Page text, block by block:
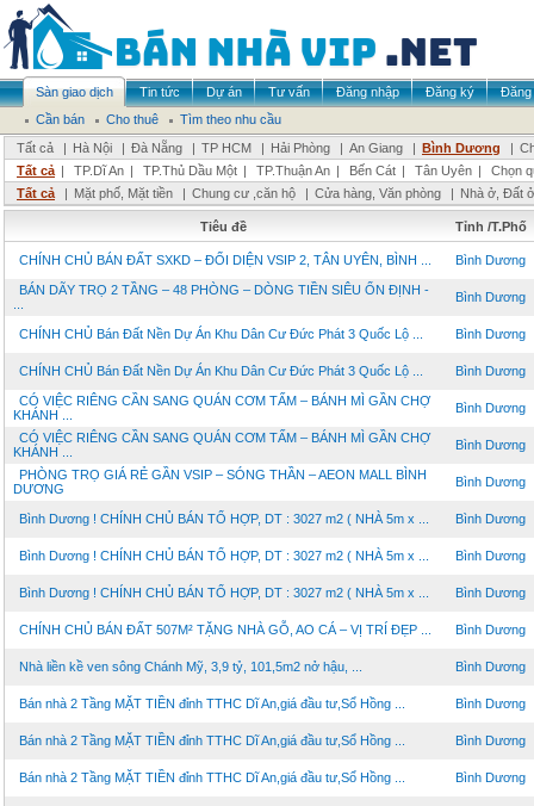
Sàn giao dịch Tin tức Dự án Tư vấn Đăng nhập Đăng ký
Đăng
Cần bán
Cho thuê
Tìm theo nhu cầu
Tất cả
| Hà Nội | Đà Nẵng | TP HCM | Hải Phòng | An Giang | Bình Dương |
Tất cả | TP.Dĩ An | TP.Thủ Dầu Một | TP.Thuận An | Bến Cát | Tân Uyên |
Chọn
Tất cả
| Mặt phố, Mặt tiền | Chung cư ,căn hộ | Cửa hàng, Văn phòng | Nhà ở, Đất ở
Tiêu đề Tỉnh /T.Phố
CHÍNH CHỦ BÁN ĐẤT SXKD – ĐỐI DIỆN VSIP 2, TÂN UYÊN, BÌNH ... Bình Dương
BÁN DÃY TRỌ 2 TẦNG – 48 PHÒNG – DÒNG TIỀN SIÊU ỔN ĐỊNH -
Bình Dương
CHÍNH CHỦ Bán Đất Nền Dự Án Khu Dân Cư Đức Phát 3 Quốc Lộ ... Bình Dương
CHÍNH CHỦ Bán Đất Nền Dự Án Khu Dân Cư Đức Phát 3 Quốc Lộ ... Bình Dương
CÓ VIỆC RIÊNG CẦN SANG QUÁN CƠM TẤM – BÁNH MÌ GẦN CHỢ
KHÁNH ...
Bình Dương
CÓ VIỆC RIÊNG CẦN SANG QUÁN CƠM TẤM – BÁNH MÌ GẦN CHỢ
KHÁNH ...
Bình Dương
PHÒNG TRỌ GIÁ RẺ GẦN VSIP – SÓNG THẦN – AEON MALL BÌNH
DƯƠNG
Bình Dương
Bình Dương ! CHÍNH CHỦ BÁN TỔ HỢP, DT : 3027 m2 ( NHÀ 5m x ... Bình Dương
Bình Dương ! CHÍNH CHỦ BÁN TỔ HỢP, DT : 3027 m2 ( NHÀ 5m x ... Bình Dương
Bình Dương ! CHÍNH CHỦ BÁN TỔ HỢP, DT : 3027 m2 ( NHÀ 5m x ... Bình Dương
CHÍNH CHỦ BÁN ĐẤT 507M² TẶNG NHÀ GỖ, AO CÁ – VỊ TRÍ ĐẸP ... Bình Dương
Nhà liền kề ven sông Chánh Mỹ, 3,9 tỷ, 101,5m2 nở hậu, ... Bình Dương
Bán nhà 2 Tầng MẶT TIỀN đỉnh TTHC Dĩ An,giá đầu tư,Sổ Hồng ... Bình Dương
Bán nhà 2 Tầng MẶT TIỀN đỉnh TTHC Dĩ An,giá đầu tư,Sổ Hồng ... Bình Dương
Bán nhà 2 Tầng MẶT TIỀN đỉnh TTHC Dĩ An,giá đầu tư,Sổ Hồng ... Bình Dương